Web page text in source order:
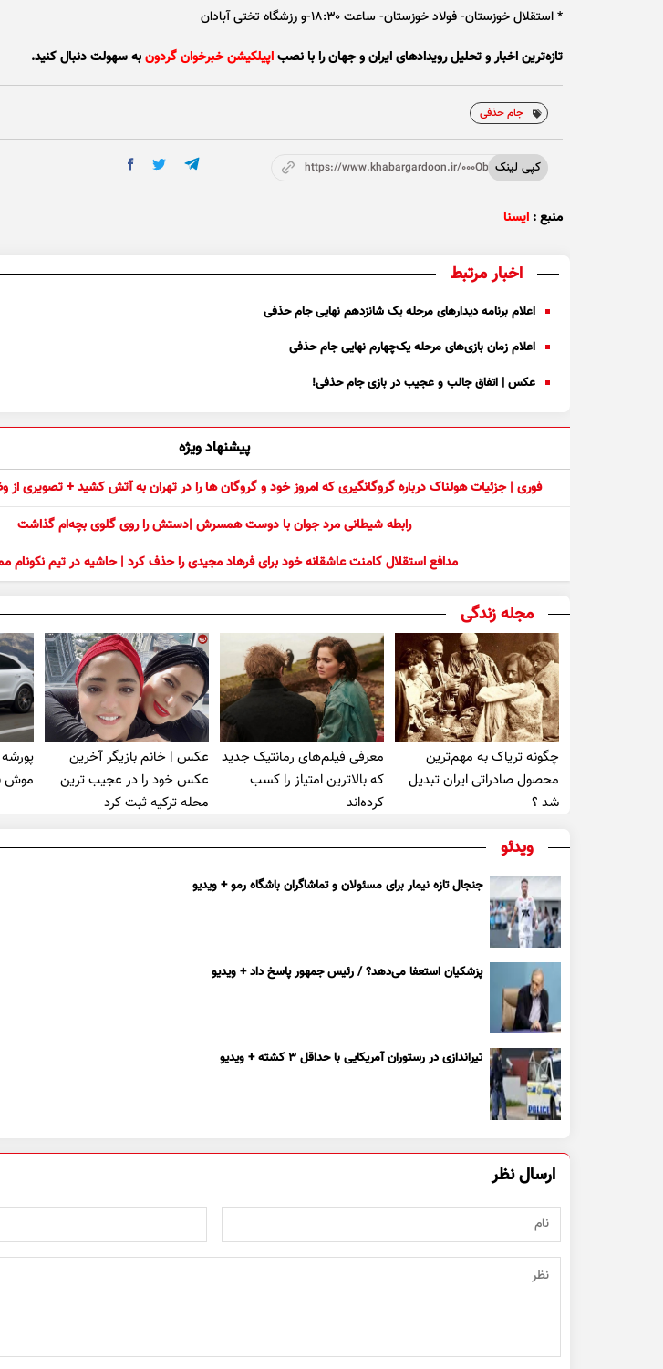
* استقلال خوزستان- فولاد خوزستان- ساعت ۱۸:۳۰-و رزشگاه تختی آبادان
تازه‌ترین اخبار و تحلیل‌ رویدادهای ایران و جهان را با نصباپیلکیشن خبرخوان گردونبه سهولت دنبال کنید.
جام حذفی
کپی لینکhttps://www.khabargardoon.ir/000Ob2
منبع : ایسنا
اخبار مرتبط
اعلام برنامه دیدار‌های مرحله یک شانزدهم نهایی جام حذفی
اعلام زمان بازی‌های مرحله یک‌چهارم نهایی جام حذفی
عکس | اتفاق جالب و عجیب در بازی جام حذفی!
پیشنهاد ویژه
فوری | جزئیات هولناک درباره گروگانگیری که امروز خود و گروگان ها را در تهران به آتش کشید + تصویری
رابطه شیطانی مرد جوان با دوست همسرش |دستش را روی گلوی بچه‌ام گذاشت
مدافع استقلال کامنت عاشقانه خود برای فرهاد مجیدی را حذف کرد | حاشیه در تیم نکونام
مجله زندگی
چگونه تریاک به مهم‌ترین
محصول صادراتی ایران تبدیل
شد ؟
معرفی فیلم‌های رمانتیک جدید
که بالاترین امتیاز را کسب
کرده‌اند
عکس | خانم بازیگر آخرین
عکس خود را در عجیب ترین
محله ترکیه ثبت کرد
موش‌
ویدئو
جنجال تازه نیمار برای مسئولان و تماشاگران باشگاه رمو + ویدیو
پزشکیان استعفا می‌دهد؟ / رئیس جمهور پاسخ داد + ویدیو
تیراندازی در رستوران آمریکایی با حداقل ۳ کشته + ویدیو
ارسال نظر